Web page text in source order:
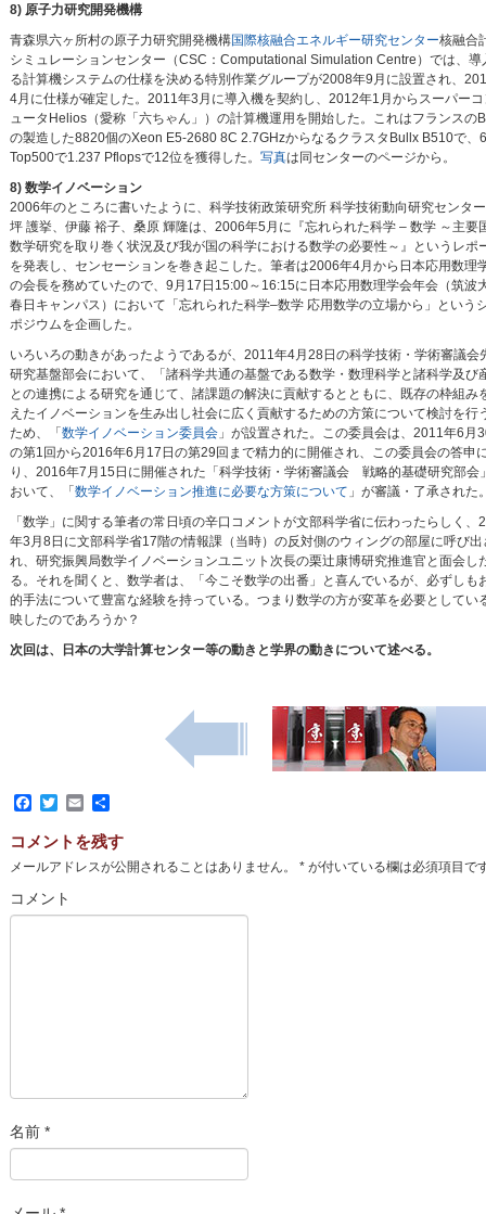
8) 原子力研究開発機構
青森県六ヶ所村の原子力研究開発機構国際核融合エネルギー研究センター核融合
シミュレーションセンター（CSC：Computational Simulation Centre）では、導
る計算機システムの仕様を決める特別作業グループが2008年9月に設置され、
4月に仕様が確定した。2011年3月に導入機を契約し、2012年1月からスーパーコ
ュータHelios（愛称「六ちゃん」）の計算機運用を開始した。これはフランスの
の製造した8820個のXeon E5-2680 8C 2.7GHzからなるクラスタBullx B510で、
Top500で1.237 Pflopsで12位を獲得した。 写真は同センターのページから。
8) 数学イノベーション
2006年のところに書いたように、科学技術政策研究所 科学技術動向研究センタ
坪 護挙、伊藤 裕子、桑原 輝隆は、2006年5月に『忘れられた科学 – 数学 ～主要
数学研究を取り巻く状況及び我が国の科学における数学の必要性～』というレポ
を発表し、センセーションを巻き起こした。筆者は2006年4月から日本応用数理
の会長を務めていたので、9月17日15:00～16:15に日本応用数理学会年会（筑波
春日キャンパス）において「忘れられた科学–数学 応用数学の立場から」という
ポジウムを企画した。
いろいろの動きがあったようであるが、2011年4月28日の科学技術・学術審議会
研究基盤部会において、「諸科学共通の基盤である数学・数理科学と諸科学及び
との連携による研究を通じて、諸課題の解決に貢献するとともに、既存の枠組み
えたイノベーションを生み出し社会に広く貢献するための方策について検討を行
ため、「 数学イノベーション委員会」が設置された。この委員会は、2011年6月
の第1回から2016年6月17日の第29回まで精力的に開催され、この委員会の答申
り、2016年7月15日に開催された「科学技術・学術審議会 戦略的基礎研究部会
おいて、「 数学イノベーション推進に必要な方策について 」が審議・了承された
「数学」に関する筆者の常日頃の辛口コメントが文部科学省に伝わったらしく、
年3月8日に文部科学省17階の情報課（当時）の反対側のウィングの部屋に呼び出
れ、研究振興局数学イノベーションユニット次長の栗辻康博研究推進官と面会
る。それを聞くと、数学者は、「今こそ数学の出番」と喜んでいるが、必ずし
的手法について豊富な経験を持っている。つまり数学の方が変革を必要として
映したのであろうか？
次回は、日本の大学計算センター等の動きと学界の動きについて述べる。
Facebook
TwitterEmail
共
コメントを残す
メールアドレスが公開されることはありません。 *が付いている欄は必須項目で
コメント
名前 *